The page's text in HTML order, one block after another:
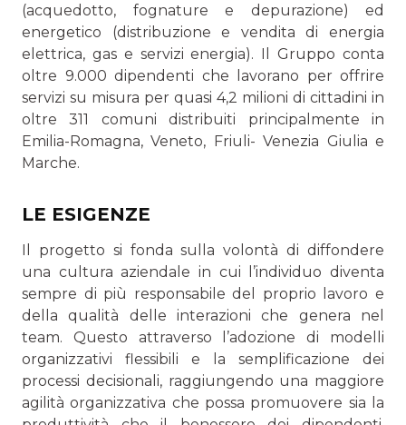
(acquedotto, fognatu­re e depurazione) ed
energetico (distribuzione e vendita di energia
elettrica, gas e servizi energia). Il Gruppo conta
oltre 9.000 dipendenti che lavorano per offrire
servizi su misura per quasi 4,2 milioni di cittadini in
oltre 311 comuni distri­buiti principalmente in
Emilia-Romagna, Veneto, Friuli- Venezia Giulia e
Marche.
LE ESIGENZE
Il progetto si fonda sulla volontà di diffondere
una cultura aziendale in cui l’individuo diventa
sempre di più responsa­bile del proprio lavoro e
della qualità delle interazioni che genera nel
team. Questo attraverso l’adozione di modelli
organizzativi flessibili e la semplificazione dei
processi de­cisionali, raggiungendo una maggiore
agilità organizzativa che possa promuovere sia la